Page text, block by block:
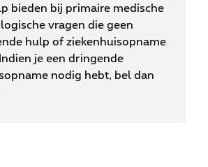
bieden bij primaire medische
vragen die geen
hulp of ziekenhuisopname
je een dringende
nodig hebt, bel dan